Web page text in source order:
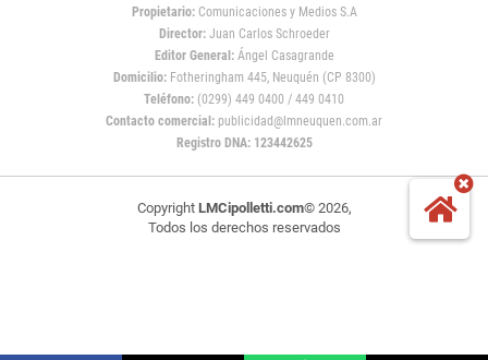
Propietario:Comunicaciones y Medios S.A
Director: Juan Carlos Schroeder
Editor General:Ángel Casagrande
Domicilio:Fotheringham 445, Neuquén (CP 8300)
Teléfono: (0299) 449 0400 / 449 0410
Contacto comercial: publicidad@lmneuquen.com.ar
Registro DNA: 123442625
Copyright LMCipolletti.com© 2026,
Todos los derechos reservados